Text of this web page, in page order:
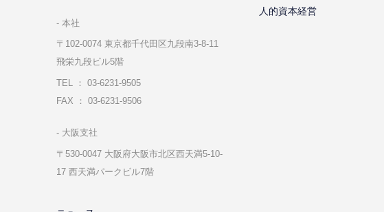
本社
〒102-0074 東京都千代⽥区九段南3-8-11
飛栄九段ビル5階
TEL ： 03-6231-9505
FAX ： 03-6231-9506
⼤阪⽀社
〒530-0047 ⼤阪府⼤阪市北区⻄天満5-10-
17 ⻄天満パークビル7階
人的資本経営